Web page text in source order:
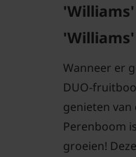
'Williams'
Wanneer er
DUO-
genieten
Perenboom
groeien!